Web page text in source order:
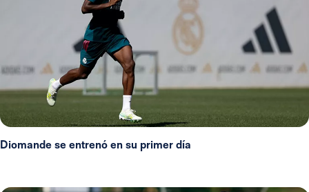
Diomande se entrenó en su primer día